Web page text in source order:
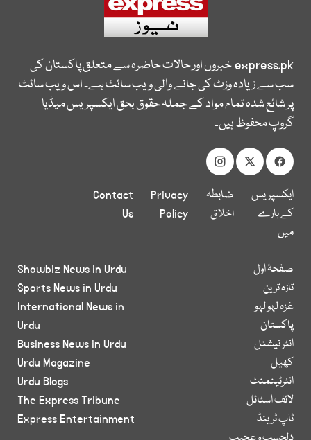
express.pkخبروں اور حالات حاضرہ سے متعلق پاکستان کی
سب سے زیادہ وزٹ کی جانے والی ویب سائٹ ہے۔ اس ویب سائٹ
پر شائع شدہ تمام مواد کے جملہ حقوق بحق ایکسپریس میڈیا
گروپ محفوظ ہیں۔
ایکسپریس
کے بارے
میں
ضابطہ
اخلاق
Privacy
Policy
Contact
Us
صفحۂ اول
تازہ ترین
غزہ لہو لہو
پاکستان
انٹر نیشنل
کھیل
انٹرٹینمنٹ
لائف اسٹائل
ٹاپ ٹرینڈ
Showbiz News in Urdu
Sports News in Urdu
International News in
Urdu
Business News in Urdu
Urdu Magazine
Urdu Blogs
The Express Tribune
Express Entertainment